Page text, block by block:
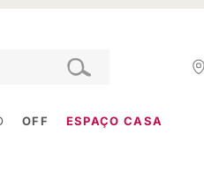
OFF ESPAÇO CASA